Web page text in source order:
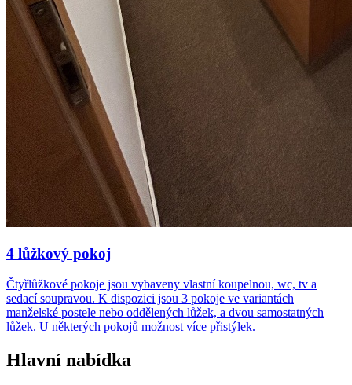
4 lůžkový pokoj
Čtyřlůžkové pokoje jsou vybaveny vlastní koupelnou, wc, tv a
sedací soupravou. K dispozici jsou 3 pokoje ve variantách
manželské postele nebo oddělených lůžek, a dvou samostatných
lůžek. U některých pokojů možnost více přistýlek.
Hlavní nabídka